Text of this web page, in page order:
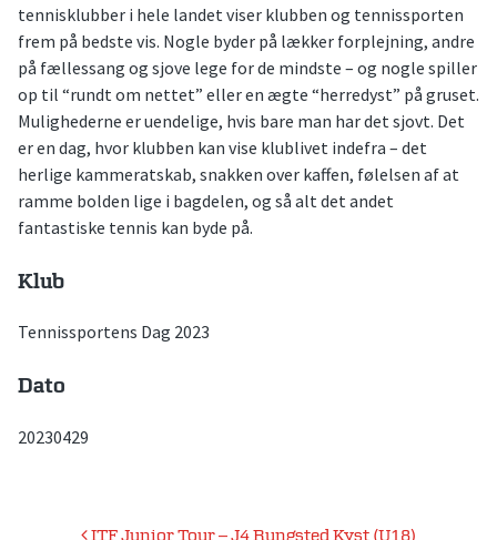
tennisklubber i hele landet viser klubben og tennissporten
frem på bedste vis. Nogle byder på lækker forplejning, andre
på fællessang og sjove lege for de mindste – og nogle spiller
op til “rundt om nettet” eller en ægte “herredyst” på gruset.
Mulighederne er uendelige, hvis bare man har det sjovt. Det
er en dag, hvor klubben kan vise klublivet indefra – det
herlige kammeratskab, snakken over kaffen, følelsen af at
ramme bolden lige i bagdelen, og så alt det andet
fantastiske tennis kan byde på.
Klub
Tennissportens Dag 2023
Dato
20230429